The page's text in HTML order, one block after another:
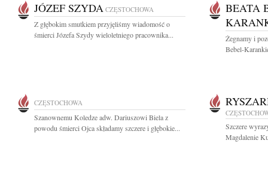
JÓZEF SZYDA CZĘSTOCHOWA
Z głębokim smutkiem przyjęliśmy wiadomość o
śmierci Józefa Szydy wieloletniego pracownika...
BEATA
Żegnamy i
Bebel-
CZĘSTOCHOWA
Szanownemu Koledze adw. Dariuszowi Biela z
powodu śmierci Ojca składamy szczere i głębokie...
Szczere
Magdalenie